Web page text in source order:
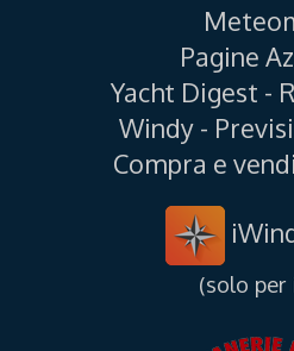
Pagine
Yacht Digest -
Windy -
Compra e
(solo per